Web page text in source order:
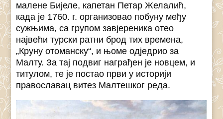
малене Бијеле, капетан Петар Желалић,
када је 1760. г. организовао побуну међу
сужњима, са групом завјереника отео
највећи турски ратни брод тих времена,
„Круну отоманску“, и њоме одједрио за
Малту. За тај подвиг награђен је новцем, и
титулом, те је постао први у историји
православац витез Малтешког реда.